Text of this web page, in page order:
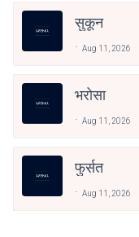
सुकून
Aug 11, 2026
भरोसा
Aug 11, 2026
फुर्सत
Aug 11, 2026